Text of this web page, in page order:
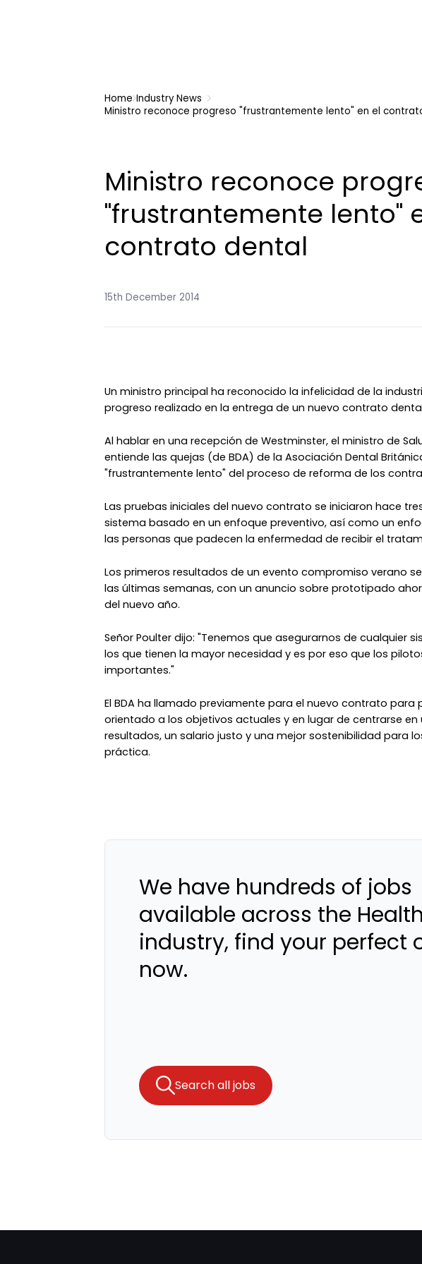
Home Industry News
Ministro reconoce progreso "frustrantemente lento" en el
Ministro reconoce
"frustrantemente lento"
contrato dental
15th December 2014
Un ministro principal ha reconocido la infelicidad de la
progreso realizado en la entrega de un nuevo contrato
Al hablar en una recepción de Westminster, el ministro de
entiende las quejas (de BDA) de la Asociación Dental
"frustrantemente lento" del proceso de reforma de los
Las pruebas iniciales del nuevo contrato se iniciaron hace
sistema basado en un enfoque preventivo, así como un
las personas que padecen la enfermedad de recibir el
Los primeros resultados de un evento compromiso verano
las últimas semanas, con un anuncio sobre prototipado
del nuevo año.
Señor Poulter dijo: "Tenemos que asegurarnos de cualquier
los que tienen la mayor necesidad y es por eso que los
importantes."
El BDA ha llamado previamente para el nuevo contrato para
orientado a los objetivos actuales y en lugar de centrarse en
resultados, un salario justo y una mejor sostenibilidad para
práctica.
We have hundreds of jobs
available across the
industry, find your perfect
now.
Search all jobs